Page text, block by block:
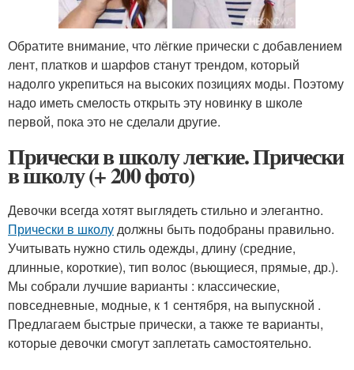
Обратите внимание, что лёгкие прически с добавлением
лент, платков и шарфов станут трендом, который
надолго укрепиться на высоких позициях моды. Поэтому
надо иметь смелость открыть эту новинку в школе
первой, пока это не сделали другие.
Прически в школу легкие. Прически
в школу (+ 200 фото)
Девочки всегда хотят выглядеть стильно и элегантно.
Прически в школудолжны быть подобраны правильно.
Учитывать нужно стиль одежды, длину (средние,
длинные, короткие), тип волос (вьющиеся, прямые, др.).
Мы собрали лучшие варианты : классические,
повседневные, модные, к 1 сентября, на выпускной .
Предлагаем быстрые прически, а также те варианты,
которые девочки смогут заплетать самостоятельно.